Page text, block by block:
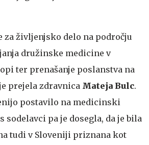
za življenjsko delo na področju
družinske medicine v
ter prenašanje poslanstva na
prejela zdravnica Mateja Bulc.
postavilo na medicinski
sodelavci pa je dosegla, da je bila
tudi v Sloveniji priznana kot